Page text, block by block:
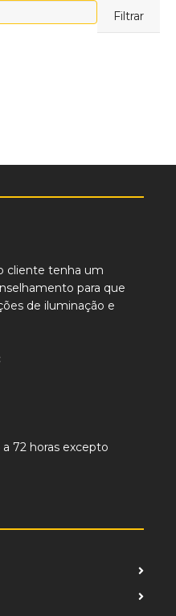
Filtrar
cliente tenha um
para que
de iluminação e
72 horas excepto